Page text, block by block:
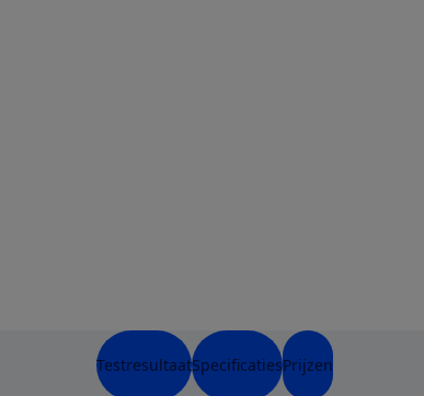
TestresultaatSpecificatiesPrijzen